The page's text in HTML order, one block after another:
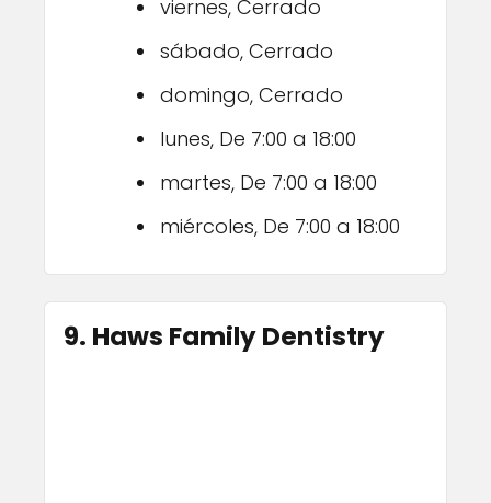
viernes, Cerrado
sábado, Cerrado
domingo, Cerrado
lunes, De 7:00 a 18:00
martes, De 7:00 a 18:00
miércoles, De 7:00 a 18:00
9. Haws Family Dentistry